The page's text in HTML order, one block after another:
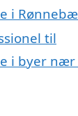
i
til
i byer